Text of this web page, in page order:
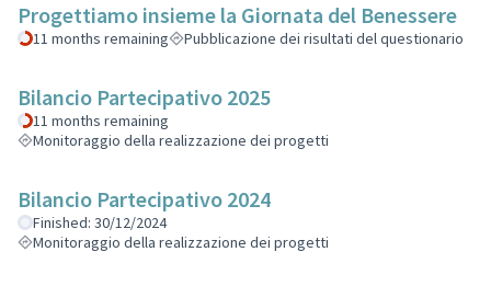
Progettiamo insieme la Giornata del Benessere
11 months remaining Pubblicazione dei risultati del questionario
Bilancio Partecipativo 2025
11 months remaining
Monitoraggio della realizzazione dei progetti
Bilancio Partecipativo 2024
Finished: 30/12/2024
Monitoraggio della realizzazione dei progetti